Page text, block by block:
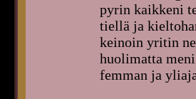
pyrin kaikkeni
tiellä ja
keinoin yritin
huolimatta
femman ja